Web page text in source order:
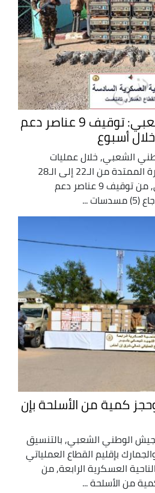
الجيش الوطني الشعبي: توقيف 9 عناصر دعم
أسبوع
الشعبي, خلال عمليات
متفرقة نفذتها في الفترة الممتدة من الـ22 إلى الـ28
الجاري عبر التراب الوطني, من توقيف 9 عناصر دعم
...
وحجز كمية من الأسلحة بإن
الوطني الشعبي, بالتنسيق
بإقليم القطاع العملياتي
العسكرية الرابعة, من